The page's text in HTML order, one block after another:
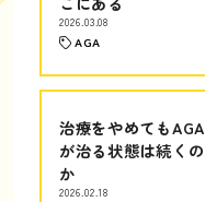
2026.03.08
AGA
治療をやめてもAGA
が治る状態は続くの
か
2026.02.18